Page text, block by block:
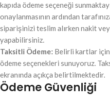
kapıda ödeme seçeneği
onaylanmasının ardından
siparişinizi teslim alırken nakit
yapabilirsiniz.
Taksitli Ödeme: Belirli kartlar
ödeme seçenekleri sunuyoruz.
ekranında açıkça belirtilmektedir.
Ödeme Güvenliği